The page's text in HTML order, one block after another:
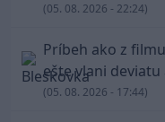
(05. 08. 2026 - 22:24)
Príbeh ako z
ešte vlani deviatu
(05. 08. 2026 - 17:44)